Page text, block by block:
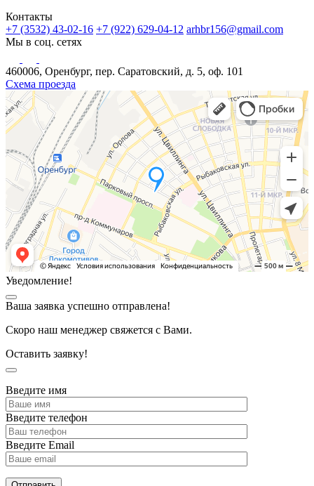
Контакты
+7 (3532) 43-02-16 +7 (922) 629-04-12 arhbr156@gmail.com
Мы в соц. сетях
460006, Оренбург, пер. Саратовский, д. 5, оф. 101
Схема проезда
Уведомление!
Ваша заявка успешно отправлена!
Скоро наш менеджер свяжется с Вами.
Оставить заявку!
Введите имя
Введите телефон
Введите Email